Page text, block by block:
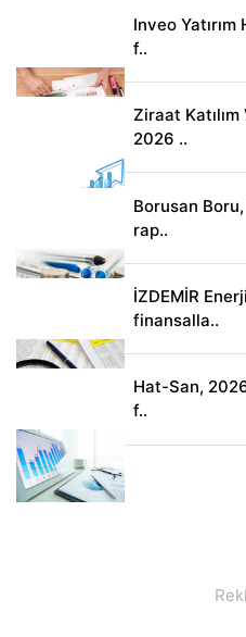
Inveo
f..
Ziraat Katılım
2026 ..
Borusan
rap..
İZDEMİR
finansalla..
Hat-San,
f..